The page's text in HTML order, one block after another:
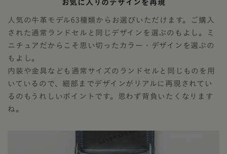
お気に入りのデザインを再現
人気の牛革モデル63種類からお選びいただけます。ご購入
された通常ランドセルと同じデザインを選ぶのもよし。ミ
ニチュアだからこそ思い切ったカラー・デザインを選ぶの
もよし。
内装や金具なども通常サイズのランドセルと同じものを用
いているので、細部までデザインがリアルに再現されてい
るのもうれしいポイントです。思わず背負いたくなります
ね。